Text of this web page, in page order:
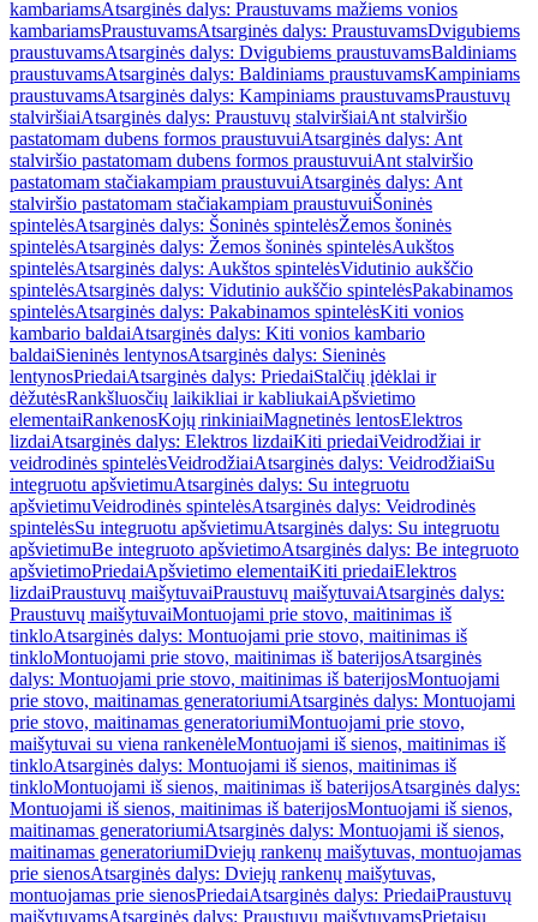
kambariamsAtsarginės dalys: Praustuvams mažiems vonios
kambariamsPraustuvamsAtsarginės dalys: PraustuvamsDvigubiems
praustuvamsAtsarginės dalys: Dvigubiems praustuvamsBaldiniams
praustuvamsAtsarginės dalys: Baldiniams praustuvamsKampiniams
praustuvamsAtsarginės dalys: Kampiniams praustuvamsPraustuvų
stalviršiaiAtsarginės dalys: Praustuvų stalviršiaiAnt stalviršio
pastatomam dubens formos praustuvuiAtsarginės dalys: Ant
stalviršio pastatomam dubens formos praustuvuiAnt stalviršio
pastatomam stačiakampiam praustuvuiAtsarginės dalys: Ant
stalviršio pastatomam stačiakampiam praustuvuiŠoninės
spintelėsAtsarginės dalys: Šoninės spintelėsŽemos šoninės
spintelėsAtsarginės dalys: Žemos šoninės spintelėsAukštos
spintelėsAtsarginės dalys: Aukštos spintelėsVidutinio aukščio
spintelėsAtsarginės dalys: Vidutinio aukščio spintelėsPakabinamos
spintelėsAtsarginės dalys: Pakabinamos spintelėsKiti vonios
kambario baldaiAtsarginės dalys: Kiti vonios kambario
baldaiSieninės lentynosAtsarginės dalys: Sieninės
lentynosPriedaiAtsarginės dalys: PriedaiStalčių įdėklai ir
dėžutėsRankšluosčių laikikliai ir kabliukaiApšvietimo
elementaiRankenosKojų rinkiniaiMagnetinės lentosElektros
lizdaiAtsarginės dalys: Elektros lizdaiKiti priedaiVeidrodžiai ir
veidrodinės spintelėsVeidrodžiaiAtsarginės dalys: VeidrodžiaiSu
integruotu apšvietimuAtsarginės dalys: Su integruotu
apšvietimuVeidrodinės spintelėsAtsarginės dalys: Veidrodinės
spintelėsSu integruotu apšvietimuAtsarginės dalys: Su integruotu
apšvietimuBe integruoto apšvietimoAtsarginės dalys: Be integruoto
apšvietimoPriedaiApšvietimo elementaiKiti priedaiElektros
lizdaiPraustuvų maišytuvaiPraustuvų maišytuvaiAtsarginės dalys:
Praustuvų maišytuvaiMontuojami prie stovo, maitinimas iš
tinkloAtsarginės dalys: Montuojami prie stovo, maitinimas iš
tinkloMontuojami prie stovo, maitinimas iš baterijosAtsarginės
dalys: Montuojami prie stovo, maitinimas iš baterijosMontuojami
prie stovo, maitinamas generatoriumiAtsarginės dalys: Montuojami
prie stovo, maitinamas generatoriumiMontuojami prie stovo,
maišytuvai su viena rankenėleMontuojami iš sienos, maitinimas iš
tinkloAtsarginės dalys: Montuojami iš sienos, maitinimas iš
tinkloMontuojami iš sienos, maitinimas iš baterijosAtsarginės dalys:
Montuojami iš sienos, maitinimas iš baterijosMontuojami iš sienos,
maitinamas generatoriumiAtsarginės dalys: Montuojami iš sienos,
maitinamas generatoriumiDviejų rankenų maišytuvas, montuojamas
prie sienosAtsarginės dalys: Dviejų rankenų maišytuvas,
montuojamas prie sienosPriedaiAtsarginės dalys: PriedaiPraustuvų
maišytuvamsAtsarginės dalys: Praustuvų maišytuvamsPrietaisų